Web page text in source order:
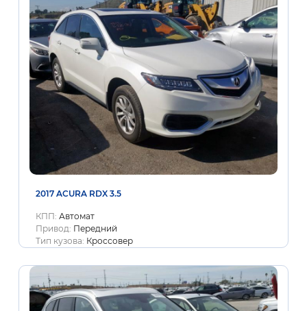
2017 ACURA RDX 3.5
КПП: Автомат
Привод: Передний
Тип кузова: Кроссовер